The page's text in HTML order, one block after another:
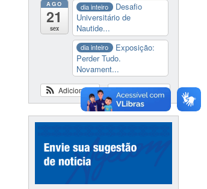
AGO
21
sex
dia inteiro
Desafio
Universitário de
Nautide...
dia inteiro
Exposição:
Perder Tudo.
Novament...
Ver calendário
Adicionar